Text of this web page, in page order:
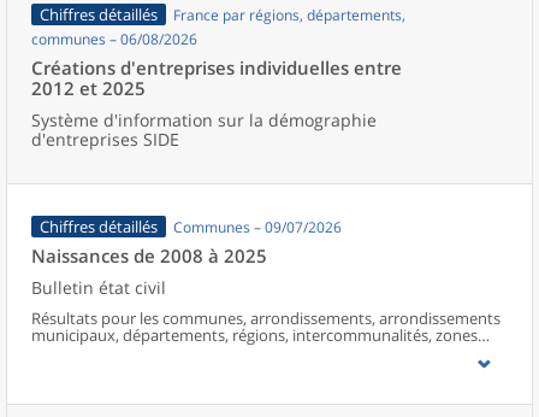
Chiffres détaillés
France par régions, départements,
communes – 06/08/2026
Créations d'entreprises individuelles entre
2012 et 2025
Système d'information sur la démographie
d'entreprises SIDE
Chiffres détaillés Communes – 09/07/2026
Naissances de 2008 à 2025
Bulletin état civil
Résultats pour les communes, arrondissements, arrondissements
municipaux, départements, régions, intercommunalités, zones
d’emploi, bassins de vie, unités urbaines et aires d’attraction des